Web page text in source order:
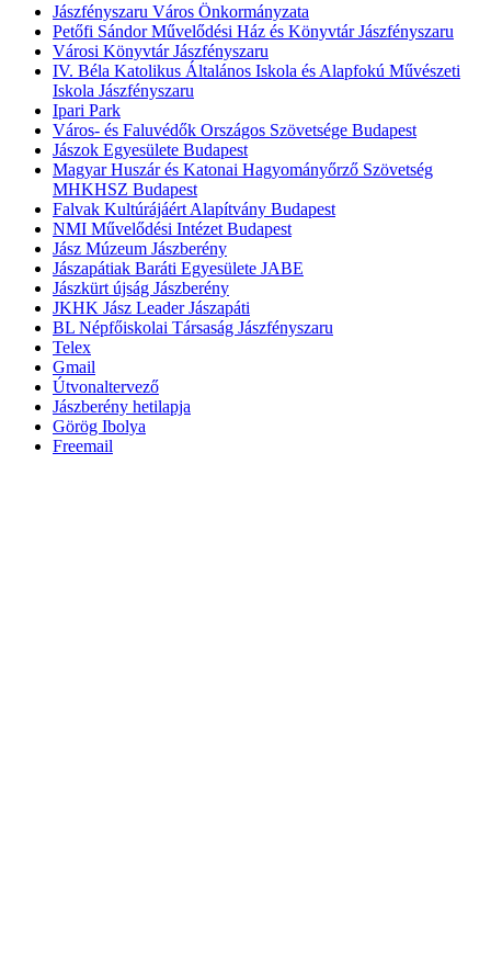
Jászfényszaru Város Önkormányzata
Petőfi Sándor Művelődési Ház és Könyvtár Jászfényszaru
Városi Könyvtár Jászfényszaru
IV. Béla Katolikus Általános Iskola és Alapfokú Művészeti
Iskola Jászfényszaru
Ipari Park
Város- és Faluvédők Országos Szövetsége Budapest
Jászok Egyesülete Budapest
Magyar Huszár és Katonai Hagyományőrző Szövetség
MHKHSZ Budapest
Falvak Kultúrájáért Alapítvány Budapest
NMI Művelődési Intézet Budapest
Jász Múzeum Jászberény
Jászapátiak Baráti Egyesülete JABE
Jászkürt újság Jászberény
JKHK Jász Leader Jászapáti
BL Népfőiskolai Társaság Jászfényszaru
Telex
Gmail
Útvonaltervező
Jászberény hetilapja
Görög Ibolya
Freemail